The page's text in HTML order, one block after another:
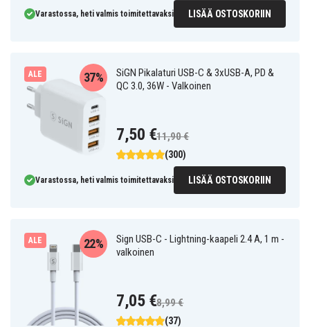
Varastossa, heti valmis toimitettavaksi LISÄÄ OSTOSKORIIN
ALE
SiGN Pikalaturi USB-C & 3xUSB-A, PD &
QC 3.0, 36W - Valkoinen
(300)
37%
7,50 €11,90 €
Varastossa, heti valmis toimitettavaksi LISÄÄ OSTOSKORIIN
ALE
Sign USB-C - Lightning-kaapeli 2.4 A, 1 m -
valkoinen
(37)
22%
7,05 €8,99 €